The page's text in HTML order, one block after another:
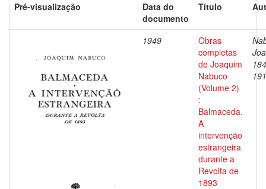
Pré-visualização
Data do
documento
Título
1949
Obras
completas
de Joaquim
Nabuco
(Volume 2)
:
Balmaceda.
A
intervenção
estrangeira
durante a
Revolta de
1893